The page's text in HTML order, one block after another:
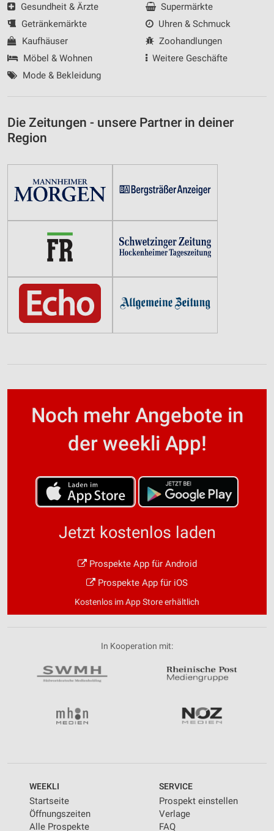
Gesundheit & Ärzte
Getränkemärkte
Kaufhäuser
Möbel & Wohnen
Mode & Bekleidung
Supermärkte
Uhren & Schmuck
Zoohandlungen
Weitere Geschäfte
Die Zeitungen - unsere Partner in deiner
Region
Noch mehr Angebote in
der weekli App!
Jetzt kostenlos laden
Prospekte App für Android
Prospekte App für iOS
Kostenlos im App Store erhältlich
In Kooperation mit:
WEEKLI
Startseite
Öffnungszeiten
Alle Prospekte
SERVICE
Prospekt einstellen
Verlage
FAQ